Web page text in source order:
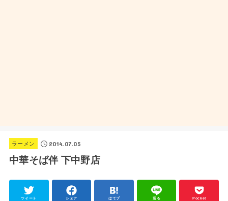
ラーメン 2014.07.05
中華そば伴 下中野店
ツイート シェア はてブ 送る Pocket